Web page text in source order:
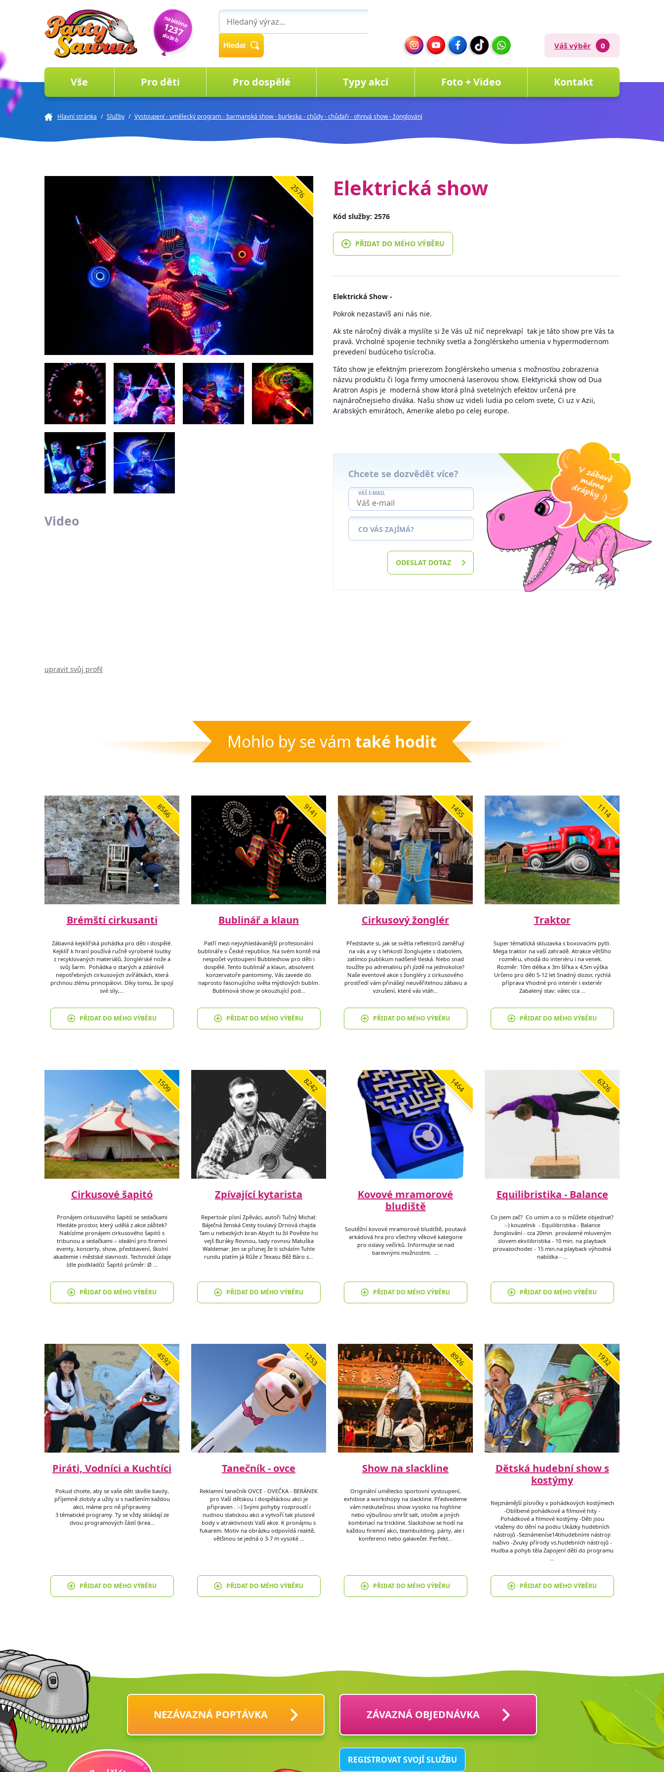
nabízíme
1237
služeb
Hledat Váš výběr 0
Vše Pro děti Pro dospělé Typy akcí Foto + Video Kontakt
Hlavní stránka / Služby / Vystoupení - umělecký program - barmanská show - burleska - chůdy - chůdaři - ohnivá show - žonglování
2576
Video
upravit svůj profil
Elektrická show
Kód služby: 2576
PŘIDAT DO MÉHO VÝBĚRU
Elektrická Show -
Pokrok nezastavíš ani nás nie.
Ak ste náročný divák a myslíte si že Vás už nič neprekvapí tak je táto show pre Vás ta
pravá. Vrcholné spojenie techniky svetla a žonglérskeho umenia v hypermodernom
prevedení budúceho tisícročia.
Táto show je efektným prierezom žonglérskeho umenia s možnosťou zobrazenia
názvu produktu či loga firmy umocnená laserovou show. Elektyrická show od Dua
Aratron Aspis je moderná show ktorá plná svetelných efektov určená pre
najnáročnejsieho diváka. Našu show uz videli ludia po celom svete, Ci uz v Azii,
Arabských emirátoch, Amerike alebo po celej europe.
Chcete se dozvědět více?
VÁŠ E-MAIL
CO VÁS ZAJÍMÁ?
ODESLAT DOTAZ
Mohlo by se vám také hodit
8566
Brémští cirkusanti
Zábavná kejklířská pohádka pro děti i dospělé.
Kejklíř k hraní používá ručně vyrobené loutky
z recyklovaných materiálů, žonglérské nože a
svůj šarm. Pohádka o starých a zdánlivě
nepotřebných cirkusových zvířátkách, která
prchnou zlému principálovi. Díky tomu, že spojí
své síly,…
PŘIDAT DO MÉHO VÝBĚRU
9141
Bublinář a klaun
Patří mezi nejvyhledávanější profesionální
bublináře v České republice. Na svém kontě má
nespočet vystoupení Bubbleshow pro děti i
dospělé. Tento bublinář a klaun, absolvent
konzervatoře pantomimy, Vás zavede do
naprosto fascinujícího světa mýdlových bublin.
Bublinová show je okouzlující pod…
PŘIDAT DO MÉHO VÝBĚRU
1455
Cirkusový žonglér
Představte si, jak se světla reflektorů zaměřují
na vás a vy s lehkostí žonglujete s diabolem,
zatímco publikum nadšeně tleská. Nebo snad
toužíte po adrenalinu při jízdě na jednokolce?
Naše eventové akce s žongléry z cirkusového
prostředí vám přinášejí neuvěřitelnou zábavu a
vzrušení, které vás vtáh…
PŘIDAT DO MÉHO VÝBĚRU
1114
Traktor
Super tématícká skluzavka s boxovacími pytli.
Mega traktor na vaší zahradě. Atrakce většího
rozměru, vhodá do interiéru i na venek.
Rozměr: 10m délka x 3m šířka x 4,5m výška
Určeno pro děti 5-12 let Snadný dozor, rychlá
příprava Vhodné pro interiér i exteriér
Zabalený stav: válec cca …
PŘIDAT DO MÉHO VÝBĚRU
1509
Cirkusové šapitó
Pronájem cirkusového šapitó se sedačkami
Hledáte prostor, který udělá z akce zážitek?
Nabízíme pronájem cirkusového šapitó s
tribunou a sedačkami – ideální pro firemní
eventy, koncerty, show, představení, školní
akademie i městské slavnosti. Technické údaje
(dle podkladů): Šapitó průměr: Ø …
PŘIDAT DO MÉHO VÝBĚRU
8242
Zpívající kytarista
Repertoár písní Zpěváci, autoři Tučný Michal:
Báječná ženská Cesty toulavý Drnová chajda
Tam u nebezkých bran Abych tu žil Pověste ho
vejš Buráky Rovnou, tady rovnou Matuška
Waldemar: Jen se přiznej že ti scházím Tuhle
rundu platím já Růže z Texasu Běž Báro s…
PŘIDAT DO MÉHO VÝBĚRU
1464
Kovové mramorové
bludiště
Soutěžní kovové mramorové bludiště, poutavá
arkádová hra pro všechny věkové kategorie
pro oslavy večírků. Informujte se nad
barevnými možnostmi. …
PŘIDAT DO MÉHO VÝBĚRU
6326
Equilibristika - Balance
Co jsem zač? Co umim a co si můžete objednat?
:-) kouzelnik - Equilibristika - Balance
žonglování - cca 20min. provázené mluveným
slovem ekvilibristika - 10 min. na playback
provazochodec - 15 min.na playback výhodná
nabídka - …
PŘIDAT DO MÉHO VÝBĚRU
4592
Piráti, Vodníci a Kuchtíci
Pokud chcete, aby se vaše děti skvěle bavily,
příjemně zlobily a užily si s nadšením každou
akci, máme pro ně připraveny
3 tématické programy. Ty se vždy skládají ze
dvou programových částí (krea…
PŘIDAT DO MÉHO VÝBĚRU
1253
Tanečník - ovce
Reklamní tanečník OVCE - OVEČKA - BERÁNEK
pro Vaší dětskou i dospěláckou akci je
připraven . :-) Svými pohyby rozproudí i
nudnou statickou akci a vytvoří tak plusové
body v atraktivnosti Vaší akce. K pronájmu s
fukarem. Motiv na obrázku odpovídá realitě,
většinou se jedná o 3-7 m vysoké …
PŘIDAT DO MÉHO VÝBĚRU
8926
Show na slackline
Originální umělecko sportovní vystoupení,
exhibice a workshopy na slackline. Předvedeme
vám neskutečnou show vysoko na highline
nebo výbušnou smršť salt, otoček a jiných
kombinací na trickline. Slackshow se hodí na
každou firemní akci, teambuilding, párty, ale i
konferenci nebo galavečer. Perfekt…
PŘIDAT DO MÉHO VÝBĚRU
1932
Dětská hudební show s
kostýmy
Nejznámější písničky v pohádkových kostýmech
-Oblíbené pohádkové a filmové hity -
Pohádkové a filmové kostýmy -Děti jsou
vtaženy do dění na podiu Ukázky hudebních
nástrojů -Seznámeníse14tihudebními nástroji
naživo -Zvuky přírody vs.hudebních nástrojů -
Hudba a pohyb těla Zapojení dětí do programu
…
PŘIDAT DO MÉHO VÝBĚRU
NEZÁVAZNÁ POPTÁVKA ZÁVAZNÁ OBJEDNÁVKA
REGISTROVAT SVOJÍ SLUŽBU